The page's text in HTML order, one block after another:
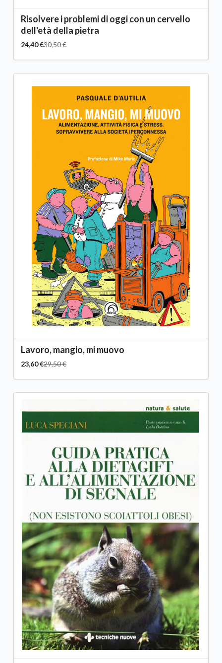
Risolvere i problemi di oggi con un cervello
dell'età della pietra
24,40 €30,50 €
Lavoro, mangio, mi muovo
23,60 €29,50 €